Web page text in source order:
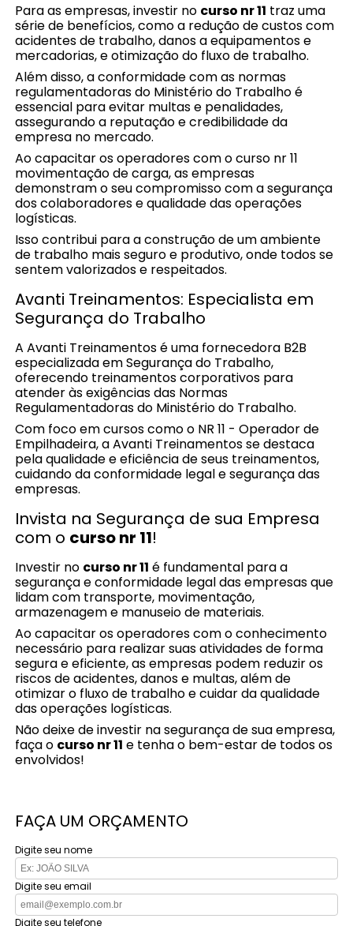
Para as empresas, investir no curso nr 11 traz uma
série de benefícios, como a redução de custos com
acidentes de trabalho, danos a equipamentos e
mercadorias, e otimização do fluxo de trabalho.
Além disso, a conformidade com as normas
regulamentadoras do Ministério do Trabalho é
essencial para evitar multas e penalidades,
assegurando a reputação e credibilidade da
empresa no mercado.
Ao capacitar os operadores com o curso nr 11
movimentação de carga, as empresas
demonstram o seu compromisso com a segurança
dos colaboradores e qualidade das operações
logísticas.
Isso contribui para a construção de um ambiente
de trabalho mais seguro e produtivo, onde todos se
sentem valorizados e respeitados.
Avanti Treinamentos: Especialista em
Segurança do Trabalho
A Avanti Treinamentos é uma fornecedora B2B
especializada em Segurança do Trabalho,
oferecendo treinamentos corporativos para
atender às exigências das Normas
Regulamentadoras do Ministério do Trabalho.
Com foco em cursos como o NR 11 - Operador de
Empilhadeira, a Avanti Treinamentos se destaca
pela qualidade e eficiência de seus treinamentos,
cuidando da conformidade legal e segurança das
empresas.
Invista na Segurança de sua Empresa
com o curso nr 11!
Investir no curso nr 11 é fundamental para a
segurança e conformidade legal das empresas que
lidam com transporte, movimentação,
armazenagem e manuseio de materiais.
Ao capacitar os operadores com o conhecimento
necessário para realizar suas atividades de forma
segura e eficiente, as empresas podem reduzir os
riscos de acidentes, danos e multas, além de
otimizar o fluxo de trabalho e cuidar da qualidade
das operações logísticas.
Não deixe de investir na segurança de sua empresa,
faça o curso nr 11 e tenha o bem-estar de todos os
envolvidos!
FAÇA UM ORÇAMENTO
Digite seu nome
Digite seu email
Digite seu telefone